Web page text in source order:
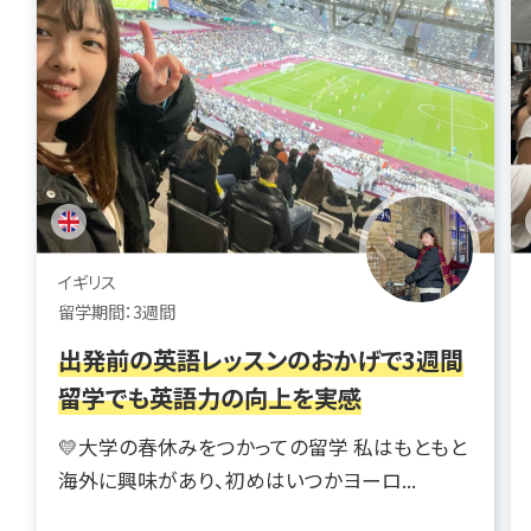
イギリス
留学期間：3週間
出発前の英語レッスンのおかげで3週間
留学でも英語力の向上を実感
💛大学の春休みをつかっての留学 私はもともと
海外に興味があり、初めはいつかヨーロ...